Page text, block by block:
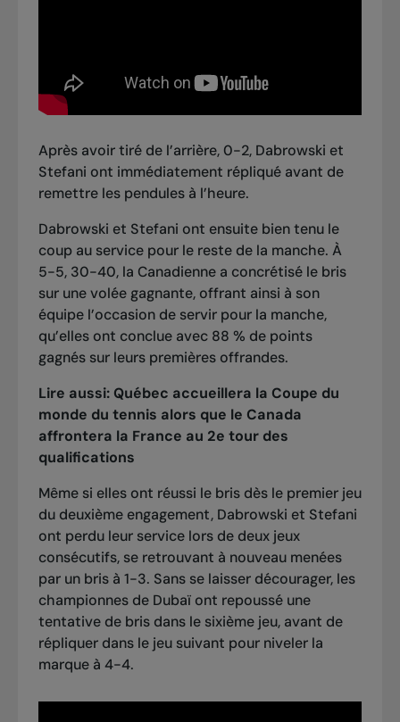
Après avoir tiré de l’arrière, 0-2, Dabrowski et
Stefani ont immédiatement répliqué avant de
remettre les pendules à l’heure.
Dabrowski et Stefani ont ensuite bien tenu le
coup au service pour le reste de la manche. À
5-5, 30-40, la Canadienne a concrétisé le bris
sur une volée gagnante, offrant ainsi à son
équipe l’occasion de servir pour la manche,
qu’elles ont conclue avec 88 % de points
gagnés sur leurs premières offrandes.
Lire aussi: Québec accueillera la Coupe du
monde du tennis alors que le Canada
affrontera la France au 2e tour des
qualifications
Même si elles ont réussi le bris dès le premier jeu
du deuxième engagement, Dabrowski et Stefani
ont perdu leur service lors de deux jeux
consécutifs, se retrouvant à nouveau menées
par un bris à 1-3. Sans se laisser décourager, les
championnes de Dubaï ont repoussé une
tentative de bris dans le sixième jeu, avant de
répliquer dans le jeu suivant pour niveler la
marque à 4-4.